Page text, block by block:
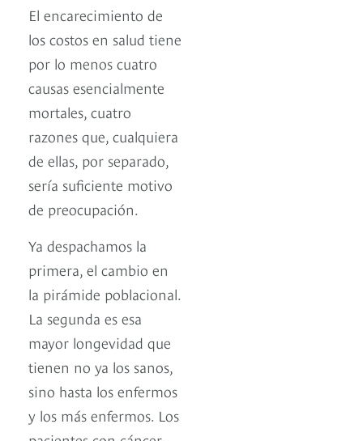
El encarecimiento de
los costos en salud tiene
por lo menos cuatro
causas esencialmente
mortales, cuatro
razones que, cualquiera
de ellas, por separado,
sería suficiente motivo
de preocupación.
Ya despachamos la
primera, el cambio en
la pirámide poblacional.
La segunda es esa
mayor longevidad que
tienen no ya los sanos,
sino hasta los enfermos
y los más enfermos. Los